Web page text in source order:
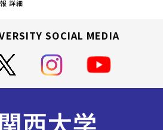
詳細
SOCIAL MEDIA